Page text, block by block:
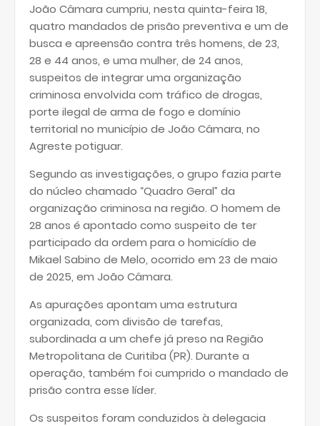
João Câmara cumpriu, nesta quinta-feira 18,
quatro mandados de prisão preventiva e um de
busca e apreensão contra três homens, de 23,
28 e 44 anos, e uma mulher, de 24 anos,
suspeitos de integrar uma organização
criminosa envolvida com tráfico de drogas,
porte ilegal de arma de fogo e domínio
territorial no município de João Câmara, no
Agreste potiguar.
Segundo as investigações, o grupo fazia parte
do núcleo chamado “Quadro Geral” da
organização criminosa na região. O homem de
28 anos é apontado como suspeito de ter
participado da ordem para o homicídio de
Mikael Sabino de Melo, ocorrido em 23 de maio
de 2025, em João Câmara.
As apurações apontam uma estrutura
organizada, com divisão de tarefas,
subordinada a um chefe já preso na Região
Metropolitana de Curitiba (PR). Durante a
operação, também foi cumprido o mandado de
prisão contra esse líder.
Os suspeitos foram conduzidos à delegacia